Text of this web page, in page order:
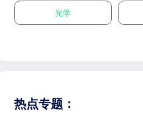
光学
热点专题：